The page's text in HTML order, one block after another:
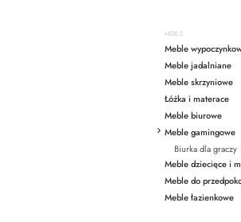
MEBLE
Meble
Meble jadalniane
Meble skrzyniowe
Łóżka i materace
Meble biurowe
Meble gamingowe
Biurka dla graczy
Meble dziecięce i
Meble do
Meble łazienkowe